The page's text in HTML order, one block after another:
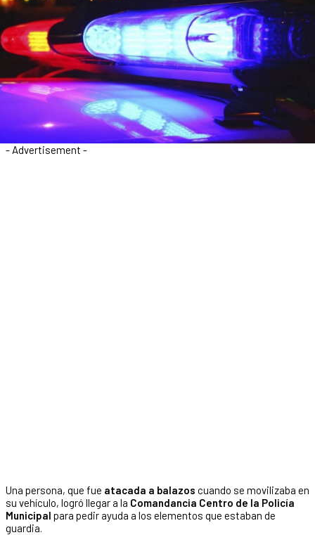
- Advertisement -
Una persona, que fue atacada a balazos cuando se movilizaba en
su vehículo, logró llegar a la Comandancia Centro de la Policía
Municipal para pedir ayuda a los elementos que estaban de
guardia.